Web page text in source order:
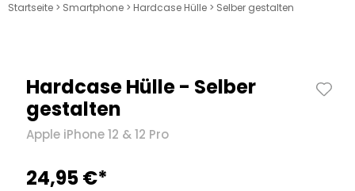
Startseite > Smartphone > Hardcase Hülle > Selber gestalten
Hardcase Hülle - Selber
gestalten
Apple iPhone 12 & 12 Pro
24,95 €*